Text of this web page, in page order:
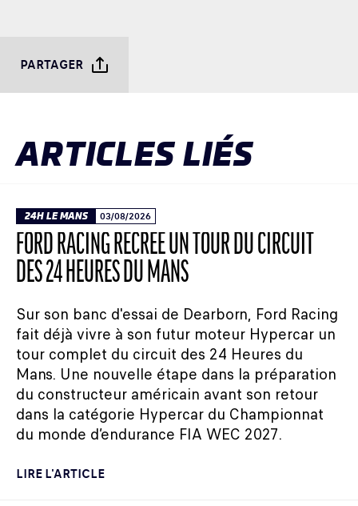
PARTAGER
ARTICLES LIÉS
24H LE MANS 03/08/2026
FORD RACING RECRÉE UN TOUR DU CIRCUIT
DES 24 HEURES DU MANS
Sur son banc d'essai de Dearborn, Ford Racing
fait déjà vivre à son futur moteur Hypercar un
tour complet du circuit des 24 Heures du
Mans. Une nouvelle étape dans la préparation
du constructeur américain avant son retour
dans la catégorie Hypercar du Championnat
du monde d’endurance FIA WEC 2027.
LIRE L'ARTICLE